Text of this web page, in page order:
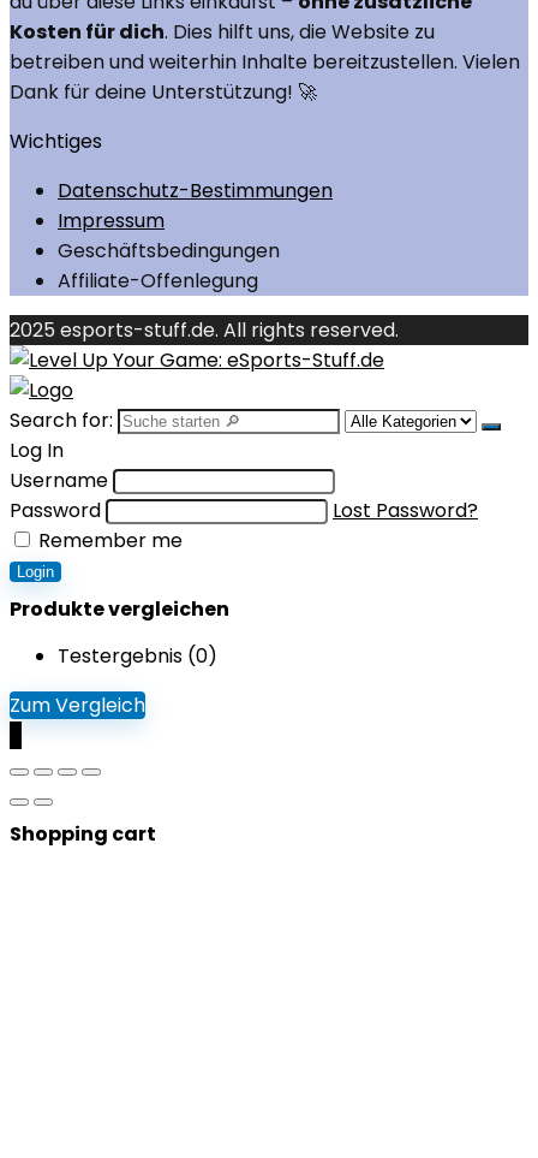
Kosten für dich. Dies hilft uns, die Website zu
betreiben und weiterhin Inhalte bereitzustellen. Vielen
Dank für deine Unterstützung! 🚀
Wichtiges
Datenschutz-Bestimmungen
Impressum
Geschäftsbedingungen
Affiliate-Offenlegung
2025 esports-stuff.de. All rights reserved.
Search for:
Log In
Username
Password
Lost Password?
Remember me
Login
Produkte vergleichen
Testergebnis (0)
Zum Vergleich
Shopping cart